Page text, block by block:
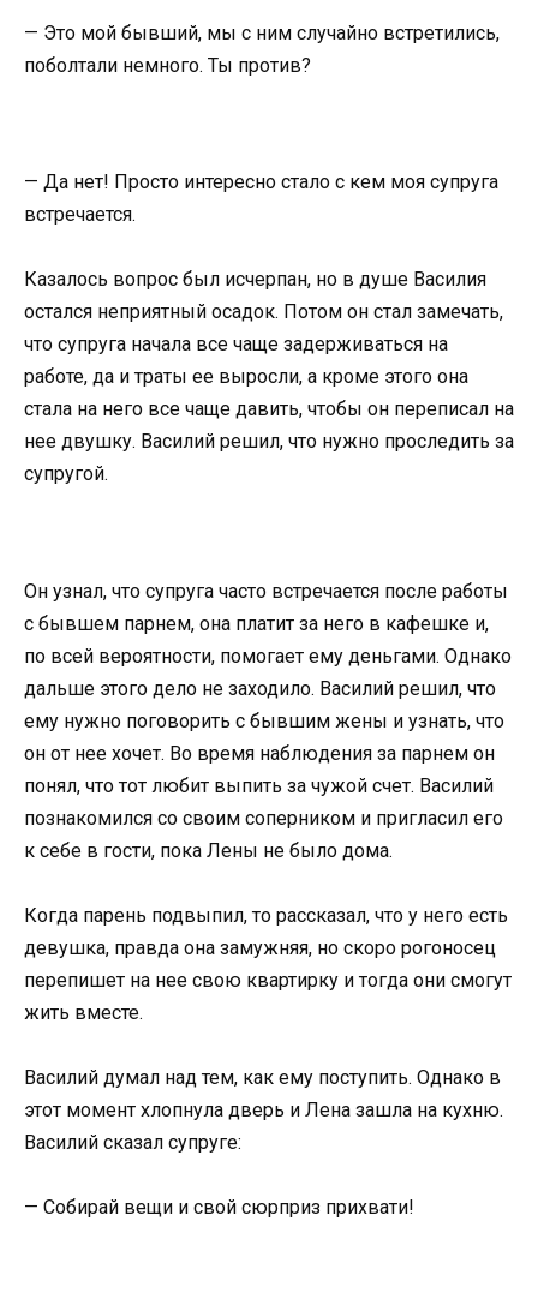
— Это мой бывший, мы с ним случайно встретились,
поболтали немного. Ты против?
— Да нет! Просто интересно стало с кем моя супруга
встречается.
Казалось вопрос был исчерпан, но в душе Василия
остался неприятный осадок. Потом он стал замечать,
что супруга начала все чаще задерживаться на
работе, да и траты ее выросли, а кроме этого она
стала на него все чаще давить, чтобы он переписал на
нее двушку. Василий решил, что нужно проследить за
супругой.
Он узнал, что супруга часто встречается после работы
с бывшем парнем, она платит за него в кафешке и,
по всей вероятности, помогает ему деньгами. Однако
дальше этого дело не заходило. Василий решил, что
ему нужно поговорить с бывшим жены и узнать, что
он от нее хочет. Во время наблюдения за парнем он
понял, что тот любит выпить за чужой счет. Василий
познакомился со своим соперником и пригласил его
к себе в гости, пока Лены не было дома.
Когда парень подвыпил, то рассказал, что у него есть
девушка, правда она замужняя, но скоро рогоносец
перепишет на нее свою квартирку и тогда они смогут
жить вместе.
Василий думал над тем, как ему поступить. Однако в
этот момент хлопнула дверь и Лена зашла на кухню.
Василий сказал супруге:
— Собирай вещи и свой сюрприз прихвати!